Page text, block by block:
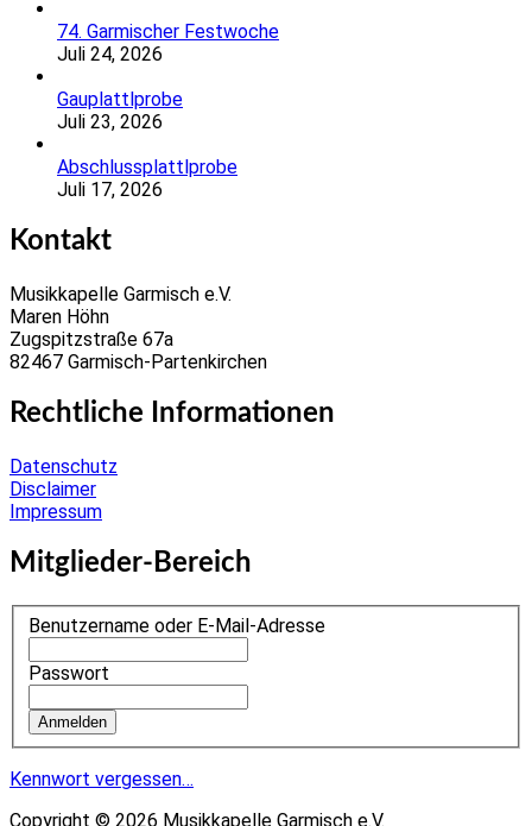
74. Garmischer Festwoche
Juli 24, 2026
Gauplattlprobe
Juli 23, 2026
Abschlussplattlprobe
Juli 17, 2026
Kontakt
Musikkapelle Garmisch e.V.
Maren Höhn
Zugspitzstraße 67a
82467 Garmisch-Partenkirchen
Rechtliche Informationen
Datenschutz
Disclaimer
Impressum
Mitglieder-Bereich
Benutzername oder E-Mail-Adresse
Passwort
Kennwort vergessen…
Copyright © 2026 Musikkapelle Garmisch e.V.